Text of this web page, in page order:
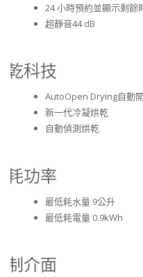
24 小時預約並顯示剩餘
超靜音44 dB
乾科技
AutoOpen Drying自動
新一代冷凝烘乾
自動偵測烘乾
耗功率
最低耗水量 9公升
最低耗電量 0.9kWh
制介面